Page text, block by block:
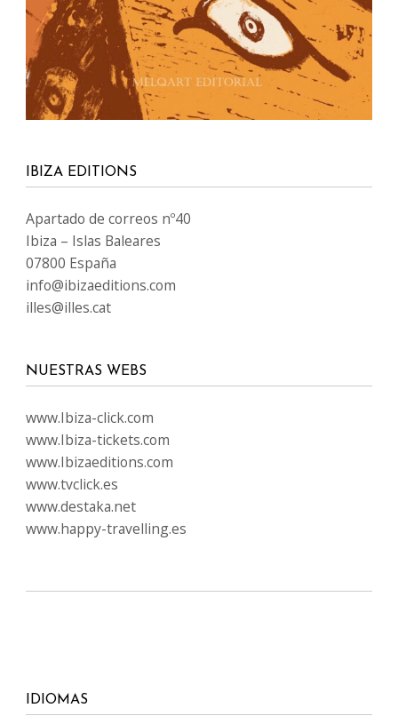
IBIZA EDITIONS
Apartado de correos nº40
Ibiza – Islas Baleares
07800 España
info@ibizaeditions.com
illes@illes.cat
NUESTRAS WEBS
www.Ibiza-click.com
www.Ibiza-tickets.com
www.Ibizaeditions.com
www.tvclick.es
www.destaka.net
www.happy-travelling.es
IDIOMAS